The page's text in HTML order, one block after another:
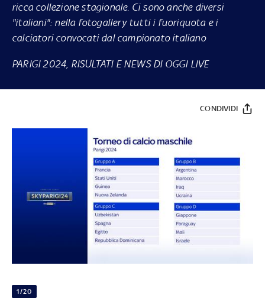
ricca collezione stagionale. Ci sono anche diversi
"italiani": nella fotogallery tutti i fuoriquota e i
calciatori convocati dal campionato italiano
PARIGI 2024, RISULTATI E NEWS DI OGGI LIVE
CONDIVIDI
1/20